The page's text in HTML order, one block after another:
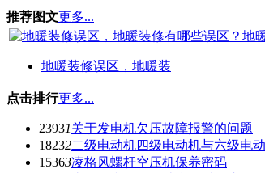
推荐图文更多...
地暖装修误区，地暖装
点击排行更多...
23931关于发电机欠压故障报警的问题
18232二级电动机四级电动机与六级电
15363凌格风螺杆空压机保养密码